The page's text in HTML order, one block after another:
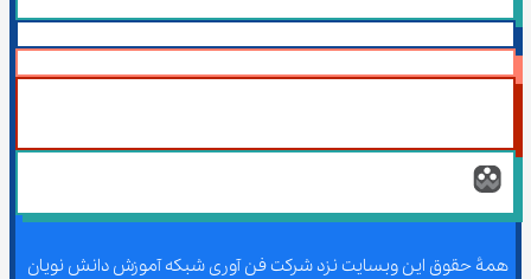
همۀ حقوق این وبسایت نزد شرکت فن آوری شبکه آموزش دانش نویان